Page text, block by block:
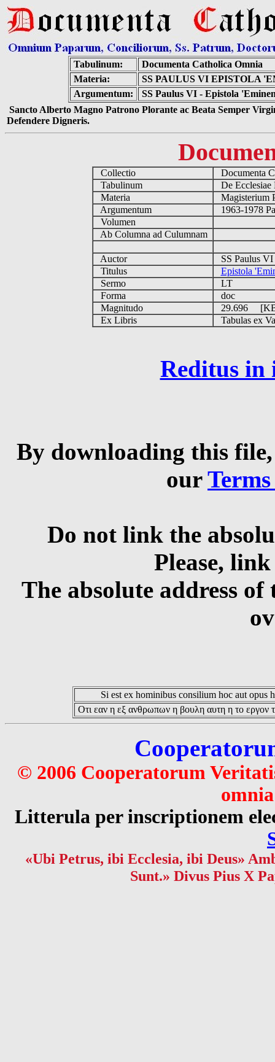
Tabulinum:
Documenta Catholica Omnia
Materia:
SS PAULUS VI EPISTOLA
Argumentum:
SS Paulus VI - Epistola
Sancto Alberto Magno Patrono Plorante ac Beata Semper
Defendere Digneris.
Collectio
Documenta
Tabulinum
De
Materia
Magisterium
Argumentum
1963-1978
Volumen
Ab Columna ad Culumnam
Auctor
SS Paulus
Titulus
Epistola
Sermo
LT
Forma
doc
Magnitudo
29.696
Ex Libris
Tabulas ex
Reditus in
By downloading this
our
Do not link the
Please,
The absolute address
Si est ex hominibus consilium hoc aut opus
Οτι εαν η εξ ανθρωπων η βουλη αυτη η το εργον
© 2006 Cooperatorum
Litterula per inscriptionem
«Ubi Petrus, ibi Ecclesia, ibi Deus»
Sunt.» Divus Pius X